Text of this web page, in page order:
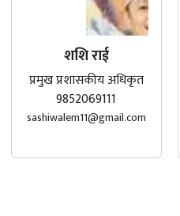
शशि राई
प्रमुख प्रशासकीय अधिकृत
9852069111
sashiwalem11@gmail.com